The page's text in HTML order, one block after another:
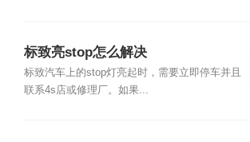
标致亮stop怎么解决
标致汽车上的stop灯亮起时，需要立即停车并且
联系4s店或修理厂。如果...